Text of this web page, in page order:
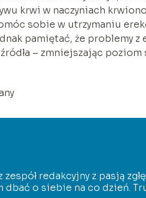
krwi w naczyniach
sobie w utrzymaniu
pamiętać, że problemy z
– zmniejszając
zespół redakcyjny z pasją
dbać o siebie na co dzień.